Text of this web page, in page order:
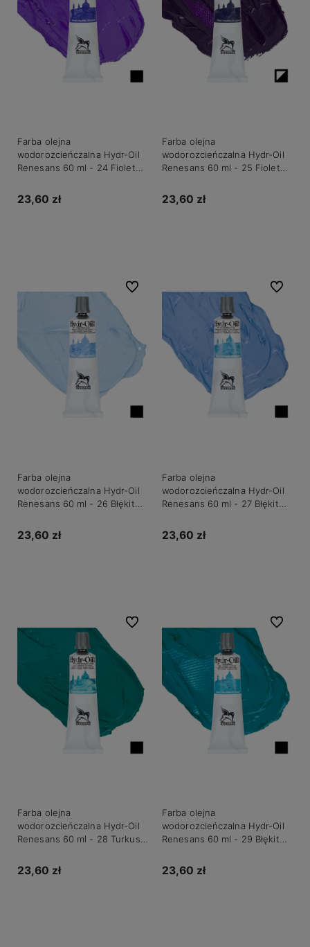
Farba olejna
wodorozcieńczalna Hydr-Oil
Renesans 60 ml - 24 Fiolet
23,60 zł
Farba olejna
wodorozcieńczalna Hydr-Oil
Renesans 60 ml - 25 Fiolet
23,60 zł
Farba olejna
wodorozcieńczalna Hydr-Oil
Renesans 60 ml - 26 Błękit
23,60 zł
Do ulubionych
Farba olejna
wodorozcieńczalna Hydr-Oil
Renesans 60 ml - 27 Błękit
23,60 zł
Do
Farba olejna
wodorozcieńczalna Hydr-Oil
Renesans 60 ml - 28 Turkus
23,60 zł
Do ulubionych
Farba olejna
wodorozcieńczalna Hydr-Oil
Renesans 60 ml - 29 Błękit
23,60 zł
Do